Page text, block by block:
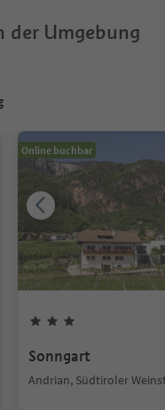
Umgebung
Online buchbar
Sonngart
Andrian, Südtiroler